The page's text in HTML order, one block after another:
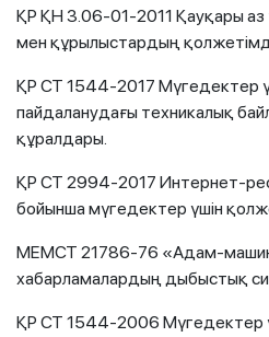
ҚР ҚН 3.06-01-2011 Қауқары аз
мен құрылыстардың
ҚР СТ 1544-2017 Мүгедектер
пайдаланудағы техникалық
құралдары.
ҚР СТ 2994-2017 Интернет-
бойынша мүгедектер үшін
МЕМСТ 21786-76 «Адам-
хабарламалардың дыбыстық
ҚР СТ 1544-2006 Мүгедектер